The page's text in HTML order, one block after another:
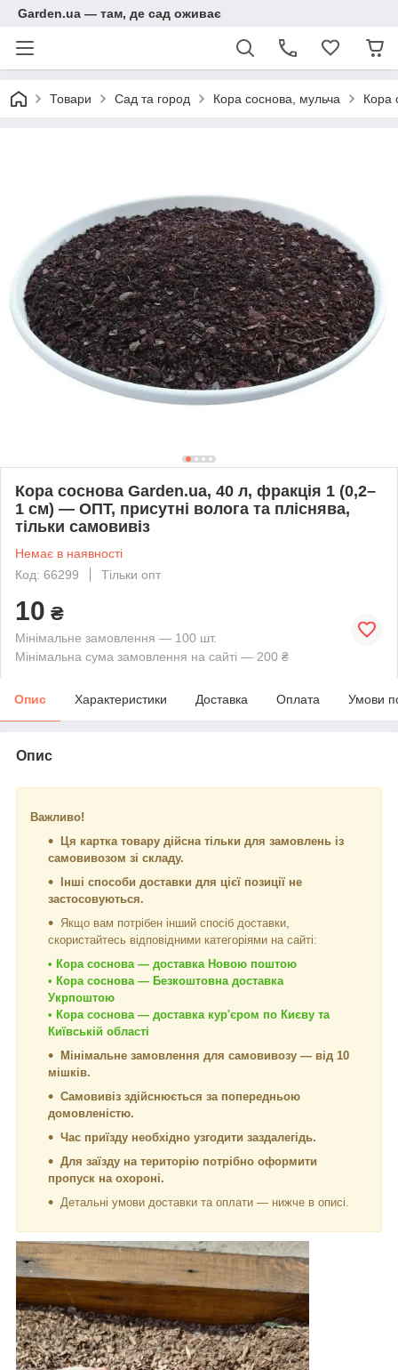
Garden.ua — там, де сад оживає
Товари Сад та город Кора соснова, мульча Кора
Кора соснова Garden.ua, 40 л, фракція 1 (0,2–
1 см) — ОПТ, присутні волога та пліснява,
тільки самовивіз
Немає в наявності
Код: 66299
Тільки опт
10 ₴
Мінімальне замовлення — 100 шт.
Мінімальна сума замовлення на сайті — 200 ₴
Опис Характеристики Доставка Оплата Умови
Опис
Важливо!
Ця картка товару дійсна тільки для замовлень із
самовивозом зі складу.
Інші способи доставки для цієї позиції не
застосовуються.
Якщо вам потрібен інший спосіб доставки,
скористайтесь відповідними категоріями на сайті:
• Кора соснова — доставка Новою поштою
• Кора соснова — Безкоштовна доставка
Укрпоштою
• Кора соснова — доставка кур'єром по Києву та
Київській області
Мінімальне замовлення для самовивозу — від 10
мішків.
Самовивіз здійснюється за попередньою
домовленістю.
Час приїзду необхідно узгодити заздалегідь.
Для заїзду на територію потрібно оформити
пропуск на охороні.
Детальні умови доставки та оплати — нижче в описі.